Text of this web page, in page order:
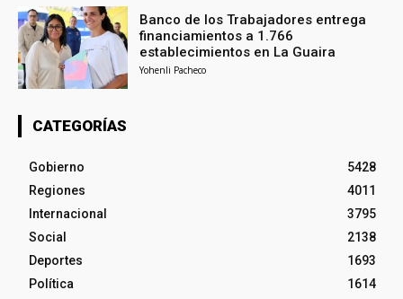
Banco de los Trabajadores entrega
financiamientos a 1.766
establecimientos en La Guaira
Yohenli Pacheco
CATEGORÍAS
Gobierno
5428
Regiones
4011
Internacional
3795
Social
2138
Deportes
1693
Política
1614